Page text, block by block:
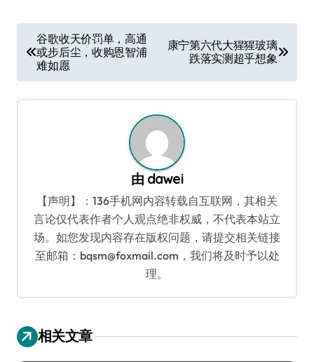
章
导
航
谷歌收天价罚单，高通
或步后尘，收购恩智浦
难如愿
康宁第六代大猩猩玻璃
跌落实测超乎想象
由 dawei
【声明】：136手机网内容转载自互联网，其相关
言论仅代表作者个人观点绝非权威，不代表本站立
场。如您发现内容存在版权问题，请提交相关链接
至邮箱：bqsm@foxmail.com，我们将及时予以处
理。
相关文章